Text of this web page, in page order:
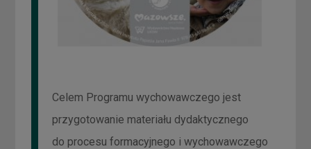
Celem Programu wychowawczego jest
przygotowanie materiału dydaktycznego
do procesu formacyjnego i wychowawczego